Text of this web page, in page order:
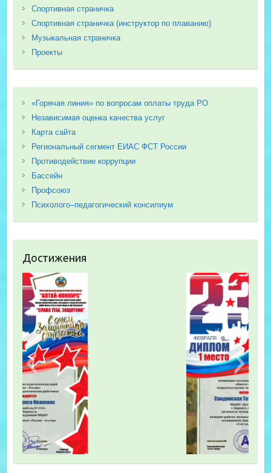
Спортивная страничка
Спортивная страничка (инструктор по плаванию)
Музыкальная страничка
Проекты
«Горячая линия» по вопросам оплаты труда РО
Независимая оценка качества услуг
Карта сайта
Региональный сегмент ЕИАС ФСТ России
Противодействие коррупции
Бассейн
Профсоюз
Психолого–педагогический консилиум
Достижения